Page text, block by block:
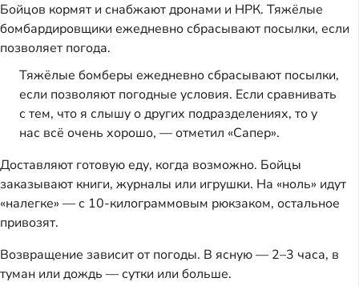
Бойцов кормят и снабжают дронами и НРК. Тяжёлые
бомбардировщики ежедневно сбрасывают посылки, если
позволяет погода.
Тяжёлые бомберы ежедневно сбрасывают посылки,
если позволяют погодные условия. Если сравнивать
с тем, что я слышу о других подразделениях, то у
нас всё очень хорошо, — отметил «Сапер».
Доставляют готовую еду, когда возможно. Бойцы
заказывают книги, журналы или игрушки. На «ноль» идут
«налегке» — с 10-килограммовым рюкзаком, остальное
привозят.
Возвращение зависит от погоды. В ясную — 2–3 часа, в
туман или дождь — сутки или больше.